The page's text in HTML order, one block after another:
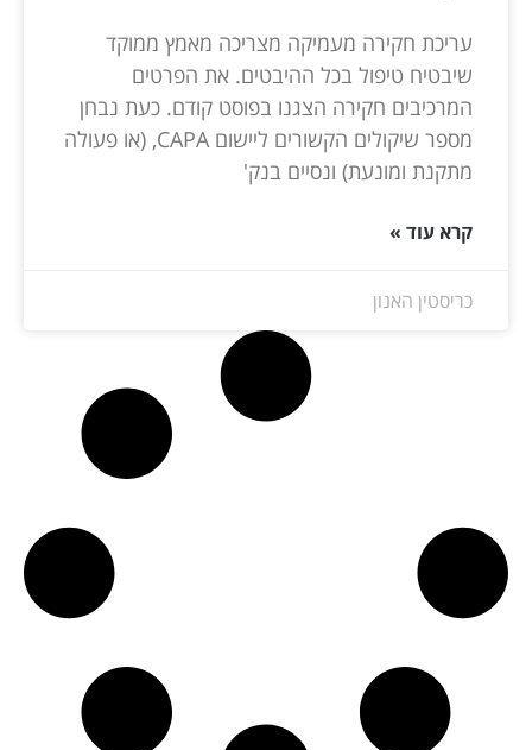
עריכת חקירה מעמיקה מצריכה מאמץ ממוקד
שיבטיח טיפול בכל ההיבטים. את הפרטים
המרכיבים חקירה הצגנו בפוסט קודם. כעת נבחן
מספר שיקולים הקשורים ליישום CAPA, (או פעולה
מתקנת ומונעת) ונסיים בנק'
קרא עוד »
כריסטין האנון